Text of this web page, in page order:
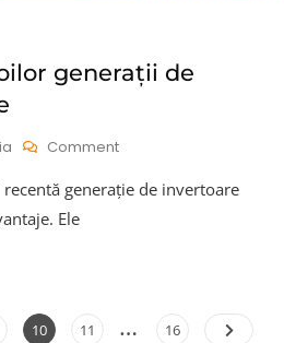
generații de
CommentOn
Avantaje
Solare
generație de invertoare
Ele
Paginație
Page
10 Page
11 … Page
16